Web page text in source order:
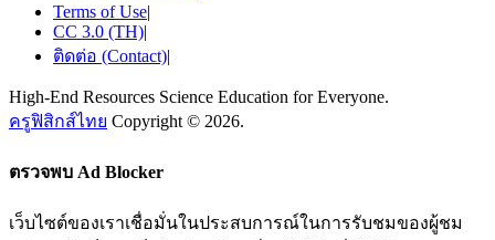
Terms of Use|
CC 3.0 (TH)|
ติดต่อ (Contact)|
High-End Resources Science Education for Everyone.
ครูฟิสิกส์ไทย Copyright © 2026.
ตรวจพบ Ad Blocker
เว็บไซต์ของเราเชื่อมั่นในประสบการณ์ในการรับชมของผู้ชม